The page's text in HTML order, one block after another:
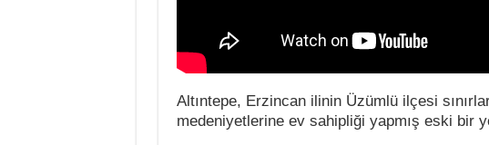
Altıntepe, Erzincan ilinin Üzümlü ilçesi
medeniyetlerine ev sahipliği yapmış eski bir